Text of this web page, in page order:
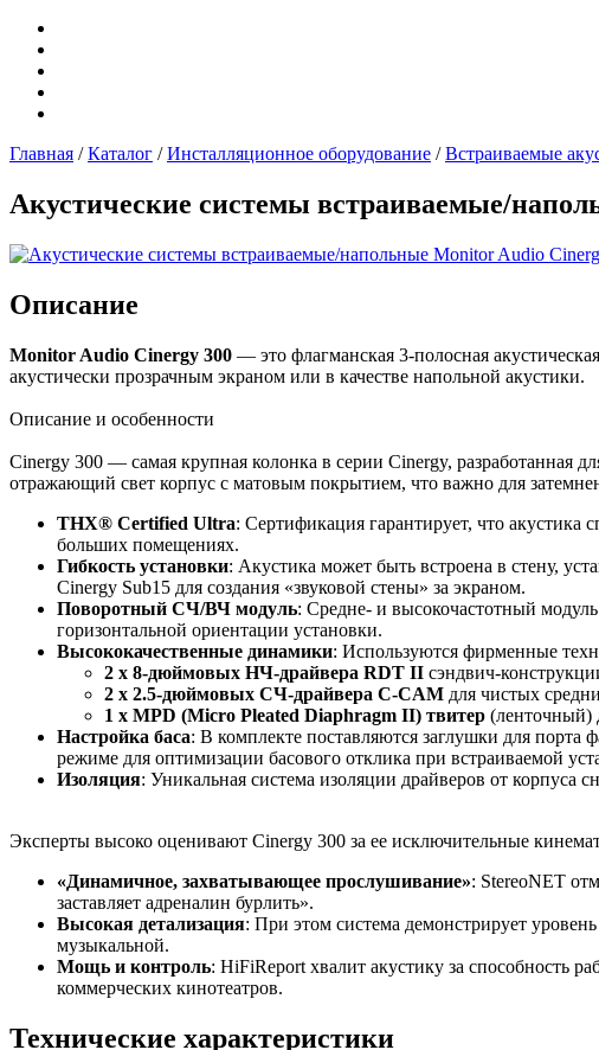
Главная /Каталог /Инсталляционное оборудование /Встраиваемые
Акустические системы встраиваемые/
Описание
Monitor Audio Cinergy 300 — это флагманская 3-полосная
акустически прозрачным экраном или в качестве напольной акустики.
Описание и особенности
Cinergy 300 — самая крупная колонка в серии Cinergy, разработанная
отражающий свет корпус с матовым покрытием, что важно для
THX® Certified Ultra: Сертификация гарантирует, что
больших помещениях.
Гибкость установки: Акустика может быть встроена в стену,
Cinergy Sub15 для создания «звуковой стены» за экраном.
Поворотный СЧ/ВЧ модуль: Средне- и высокочастотный
горизонтальной ориентации установки.
Высококачественные динамики: Используются фирменные
2 x 8-дюймовых НЧ-драйвера RDT II сэндвич-
2 x 2.5-дюймовых СЧ-драйвера C-CAM для чистых
1 x MPD (Micro Pleated Diaphragm II) твитер (ленточный)
Настройка баса: В комплекте поставляются заглушки для порта
режиме для оптимизации басового отклика при встраиваемой
Изоляция: Уникальная система изоляции драйверов от корпуса
Эксперты высоко оценивают Cinergy 300 за ее исключительные
«Динамичное, захватывающее прослушивание»: StereoNET
заставляет адреналин бурлить».
Высокая детализация: При этом система демонстрирует
музыкальной.
Мощь и контроль: HiFiReport хвалит акустику за способность
коммерческих кинотеатров.
Технические характеристики